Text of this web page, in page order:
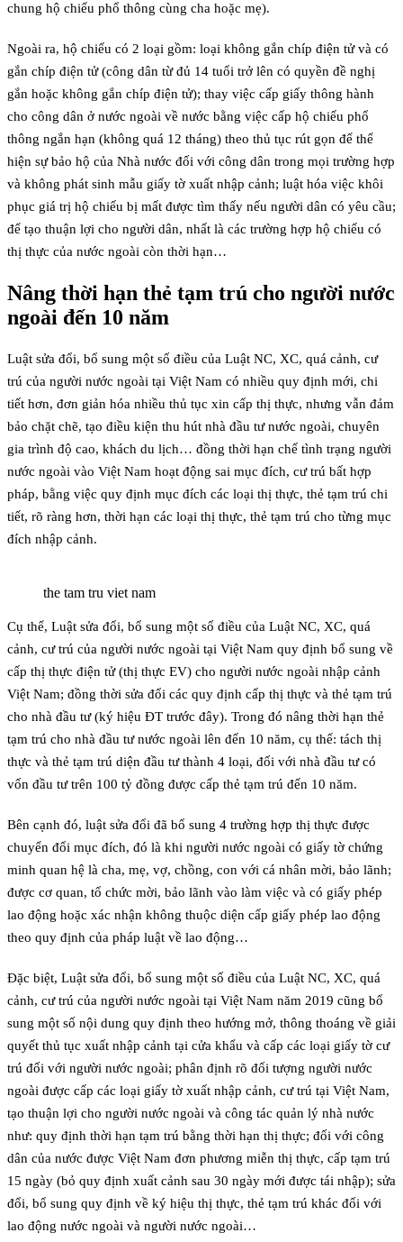
chung hộ chiếu phổ thông cùng cha hoặc mẹ).
Ngoài ra, hộ chiếu có 2 loại gồm: loại không gắn chíp điện tử và có
gắn chíp điện tử (công dân từ đủ 14 tuổi trở lên có quyền đề nghị
gắn hoặc không gắn chíp điện tử); thay việc cấp giấy thông hành
cho công dân ở nước ngoài về nước bằng việc cấp hộ chiếu phổ
thông ngắn hạn (không quá 12 tháng) theo thủ tục rút gọn để thể
hiện sự bảo hộ của Nhà nước đối với công dân trong mọi trường hợp
và không phát sinh mẫu giấy tờ xuất nhập cảnh; luật hóa việc khôi
phục giá trị hộ chiếu bị mất được tìm thấy nếu người dân có yêu cầu;
để tạo thuận lợi cho người dân, nhất là các trường hợp hộ chiếu có
thị thực của nước ngoài còn thời hạn…
Nâng thời hạn thẻ tạm trú cho người nước
ngoài đến 10 năm
Luật sửa đổi, bổ sung một số điều của Luật NC, XC, quá cảnh, cư
trú của người nước ngoài tại Việt Nam có nhiều quy định mới, chi
tiết hơn, đơn giản hóa nhiều thủ tục xin cấp thị thực, nhưng vẫn đảm
bảo chặt chẽ, tạo điều kiện thu hút nhà đầu tư nước ngoài, chuyên
gia trình độ cao, khách du lịch… đồng thời hạn chế tình trạng người
nước ngoài vào Việt Nam hoạt động sai mục đích, cư trú bất hợp
pháp, bằng việc quy định mục đích các loại thị thực, thẻ tạm trú chi
tiết, rõ ràng hơn, thời hạn các loại thị thực, thẻ tạm trú cho từng mục
đích nhập cảnh.
the tam tru viet nam
Cụ thể, Luật sửa đổi, bổ sung một số điều của Luật NC, XC, quá
cảnh, cư trú của người nước ngoài tại Việt Nam quy định bổ sung về
cấp thị thực điện tử (thị thực EV) cho người nước ngoài nhập cảnh
Việt Nam; đồng thời sửa đổi các quy định cấp thị thực và thẻ tạm trú
cho nhà đầu tư (ký hiệu ĐT trước đây). Trong đó nâng thời hạn thẻ
tạm trú cho nhà đầu tư nước ngoài lên đến 10 năm, cụ thể: tách thị
thực và thẻ tạm trú diện đầu tư thành 4 loại, đối với nhà đầu tư có
vốn đầu tư trên 100 tỷ đồng được cấp thẻ tạm trú đến 10 năm.
Bên cạnh đó, luật sửa đổi đã bổ sung 4 trường hợp thị thực được
chuyển đổi mục đích, đó là khi người nước ngoài có giấy tờ chứng
minh quan hệ là cha, mẹ, vợ, chồng, con với cá nhân mời, bảo lãnh;
được cơ quan, tổ chức mời, bảo lãnh vào làm việc và có giấy phép
lao động hoặc xác nhận không thuộc diện cấp giấy phép lao động
theo quy định của pháp luật về lao động…
Đặc biệt, Luật sửa đổi, bổ sung một số điều của Luật NC, XC, quá
cảnh, cư trú của người nước ngoài tại Việt Nam năm 2019 cũng bổ
sung một số nội dung quy định theo hướng mở, thông thoáng về giải
quyết thủ tục xuất nhập cảnh tại cửa khẩu và cấp các loại giấy tờ cư
trú đối với người nước ngoài; phân định rõ đối tượng người nước
ngoài được cấp các loại giấy tờ xuất nhập cảnh, cư trú tại Việt Nam,
tạo thuận lợi cho người nước ngoài và công tác quản lý nhà nước
như: quy định thời hạn tạm trú bằng thời hạn thị thực; đối với công
dân của nước được Việt Nam đơn phương miễn thị thực, cấp tạm trú
15 ngày (bỏ quy định xuất cảnh sau 30 ngày mới được tái nhập); sửa
đổi, bổ sung quy định về ký hiệu thị thực, thẻ tạm trú khác đối với
lao động nước ngoài và người nước ngoài…